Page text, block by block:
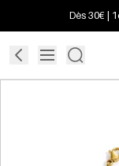
Dès 30€ |